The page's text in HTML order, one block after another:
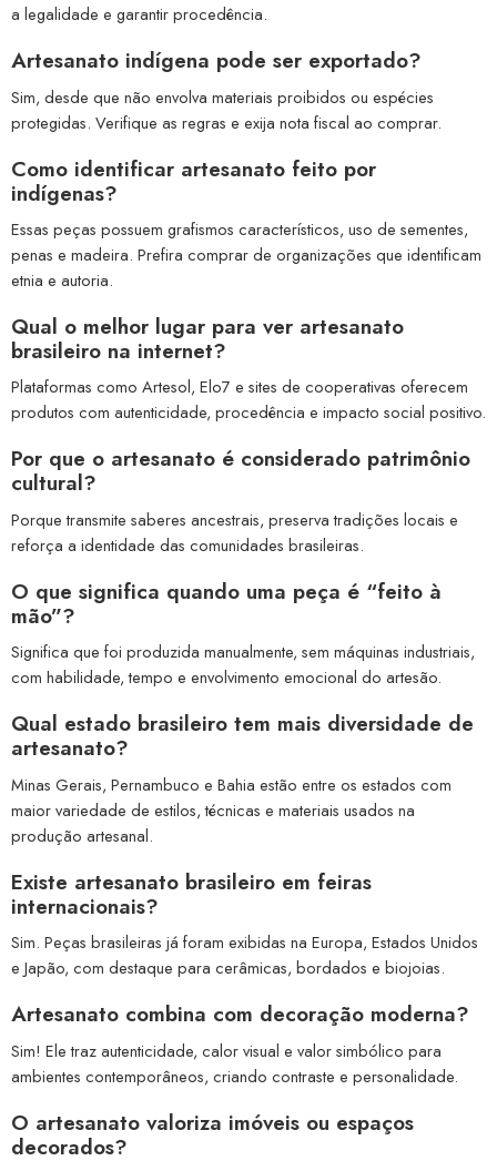
a legalidade e garantir procedência.
Artesanato indígena pode ser exportado?
Sim, desde que não envolva materiais proibidos ou espécies
protegidas. Verifique as regras e exija nota fiscal ao comprar.
Como identificar artesanato feito por
indígenas?
Essas peças possuem grafismos característicos, uso de sementes,
penas e madeira. Prefira comprar de organizações que identificam
etnia e autoria.
Qual o melhor lugar para ver artesanato
brasileiro na internet?
Plataformas como Artesol, Elo7 e sites de cooperativas oferecem
produtos com autenticidade, procedência e impacto social positivo.
Por que o artesanato é considerado patrimônio
cultural?
Porque transmite saberes ancestrais, preserva tradições locais e
reforça a identidade das comunidades brasileiras.
O que significa quando uma peça é “feito à
mão”?
Significa que foi produzida manualmente, sem máquinas industriais,
com habilidade, tempo e envolvimento emocional do artesão.
Qual estado brasileiro tem mais diversidade de
artesanato?
Minas Gerais, Pernambuco e Bahia estão entre os estados com
maior variedade de estilos, técnicas e materiais usados na
produção artesanal.
Existe artesanato brasileiro em feiras
internacionais?
Sim. Peças brasileiras já foram exibidas na Europa, Estados Unidos
e Japão, com destaque para cerâmicas, bordados e biojoias.
Artesanato combina com decoração moderna?
Sim! Ele traz autenticidade, calor visual e valor simbólico para
ambientes contemporâneos, criando contraste e personalidade.
O artesanato valoriza imóveis ou espaços
decorados?